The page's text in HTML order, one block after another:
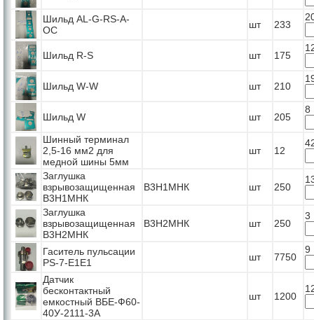
Шильд AL-G-RS-A-
OC
шт 233
Шильд R-S шт 175
Шильд W-W шт 210
Шильд W шт 205
8
Шинный терминал
2,5-16 мм2 для
медной шины 5мм
шт 12
Заглушка
взрывозащищенная
В3Н1МНК
В3Н1МНК шт 250
Заглушка
взрывозащищенная
В3Н2МНК
В3Н2МНК шт 250
3
Гаситель пульсации
PS-7-E1E1
шт 7750
9
Датчик
бесконтактный
емкостный ВБЕ-Ф60-
40У-2111-3А
шт 1200